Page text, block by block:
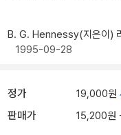
B. G. Hennessy(지은이)
1995-09-28
정가 19,000원
판매가 15,200원